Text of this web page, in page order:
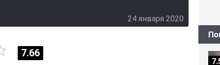
24 января 2020
7.66